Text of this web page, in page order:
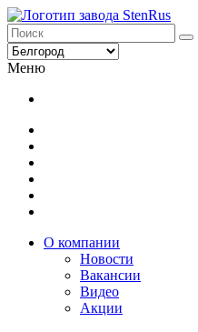
Меню
О компании
Новости
Вакансии
Видео
Акции